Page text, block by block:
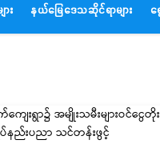
း နယ်မြေဒေသဆိုင်ရာများ ရွ
ေးရွာ၌ အမျိုးသမီးများဝင်ငွေတိုး
ပ်နည်းပညာ သင်တန်းဖွင့်